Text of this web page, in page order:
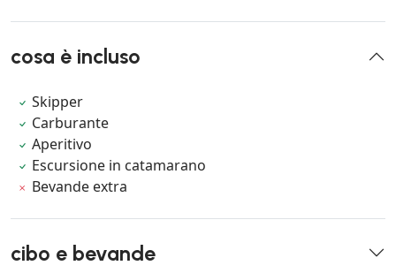
cosa è incluso
Skipper
Carburante
Aperitivo
Escursione in catamarano
Bevande extra
cibo e bevande